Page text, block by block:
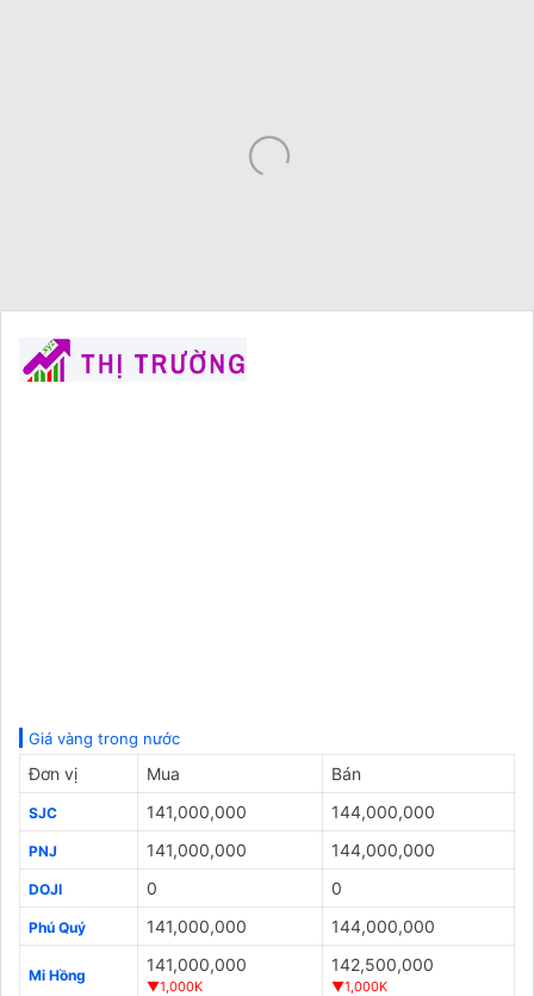
Giá vàng trong nước
Đơn vị Mua Bán
SJC 141,000,000 144,000,000
PNJ 141,000,000 144,000,000
DOJI 0 0
Phú Quý 141,000,000 144,000,000
Mi Hồng
141,000,000
▼1,000K
142,500,000
▼1,000K